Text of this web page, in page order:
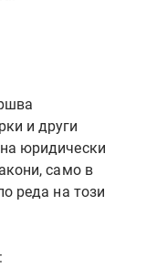
и други
юридически
само в
реда на този